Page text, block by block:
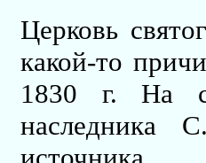
Церковь
какой-то
1830 г. На
наследника